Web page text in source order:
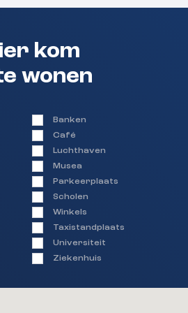
kom
wonen
Banken
Café
Luchthaven
Musea
Parkeerplaats
Scholen
Winkels
Taxistandplaats
Universiteit
Ziekenhuis